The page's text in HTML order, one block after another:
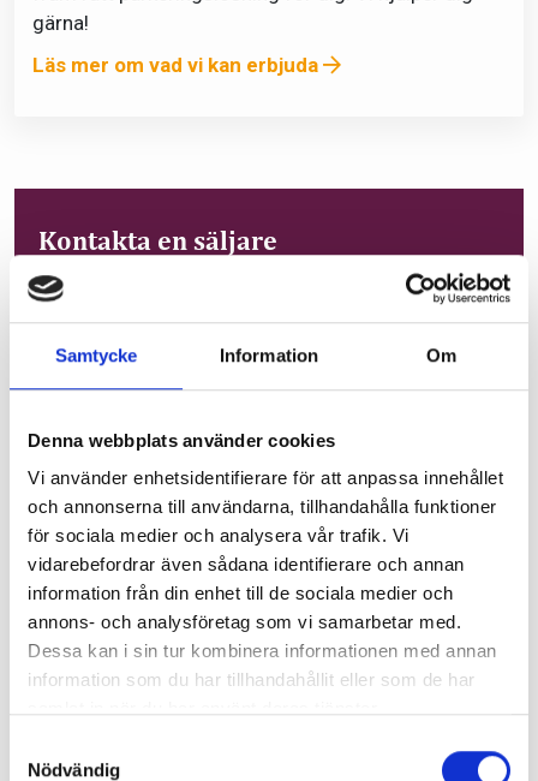
Samtycke Information Om
Denna webbplats använder cookies
Vi använder enhetsidentifierare för att anpassa innehållet
och annonserna till användarna, tillhandahålla funktioner
för sociala medier och analysera vår trafik. Vi
vidarebefordrar även sådana identifierare och annan
information från din enhet till de sociala medier och
annons- och analysföretag som vi samarbetar med.
Dessa kan i sin tur kombinera informationen med annan
information som du har tillhandahållit eller som de har
Nödvändig
gärna!
Läs mer om vad vi kan erbjuda
Kontakta en säljare
Har du en försäljningsfråga? Fyll i formuläret så
E-post *